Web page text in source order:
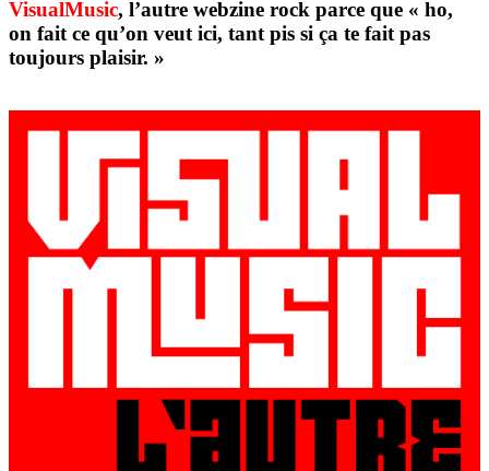
VisualMusic, l’autre webzine rock parce que « ho,
on fait ce qu’on veut ici, tant pis si ça te fait pas
toujours plaisir. »